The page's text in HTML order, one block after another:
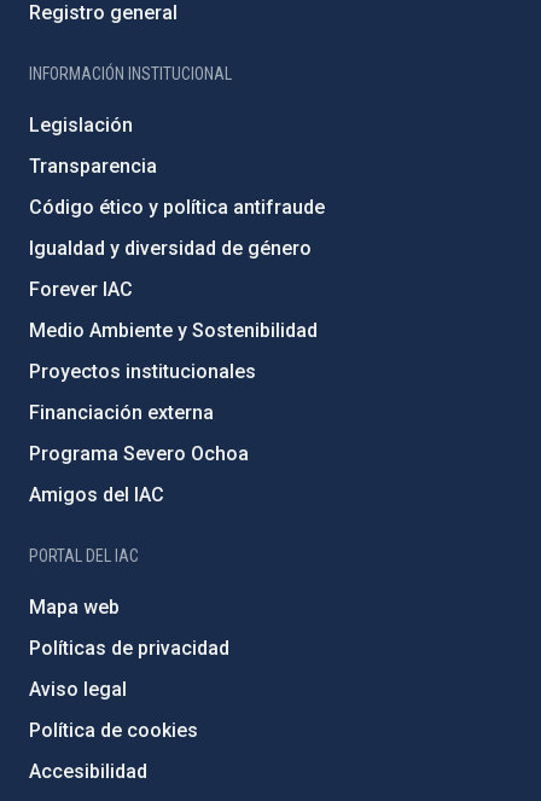
Registro general
INFORMACIÓN INSTITUCIONAL
Legislación
Transparencia
Código ético y política antifraude
Igualdad y diversidad de género
Forever IAC
Medio Ambiente y Sostenibilidad
Proyectos institucionales
Financiación externa
Programa Severo Ochoa
Amigos del IAC
PORTAL DEL IAC
Mapa web
Políticas de privacidad
Aviso legal
Política de cookies
Accesibilidad